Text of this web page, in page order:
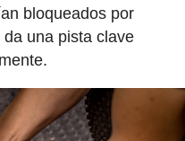
bloqueados por
una pista clave